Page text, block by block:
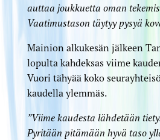
auttaa joukkuetta oman
Vaatimustason täytyy pysyä
Mainion alkukesän jälkeen
lopulta kahdeksas viime
Vuori tähyää koko
kaudella ylemmäs.
”Viime kaudesta lähdetään
Pyritään pitämään hyvä taso